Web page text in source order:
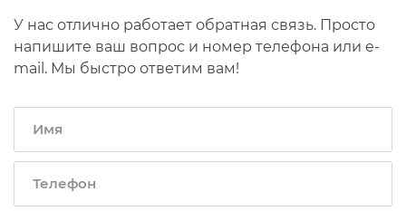
У нас отлично работает обратная связь. Просто
напишите ваш вопрос и номер телефона или e-
mail. Мы быстро ответим вам!